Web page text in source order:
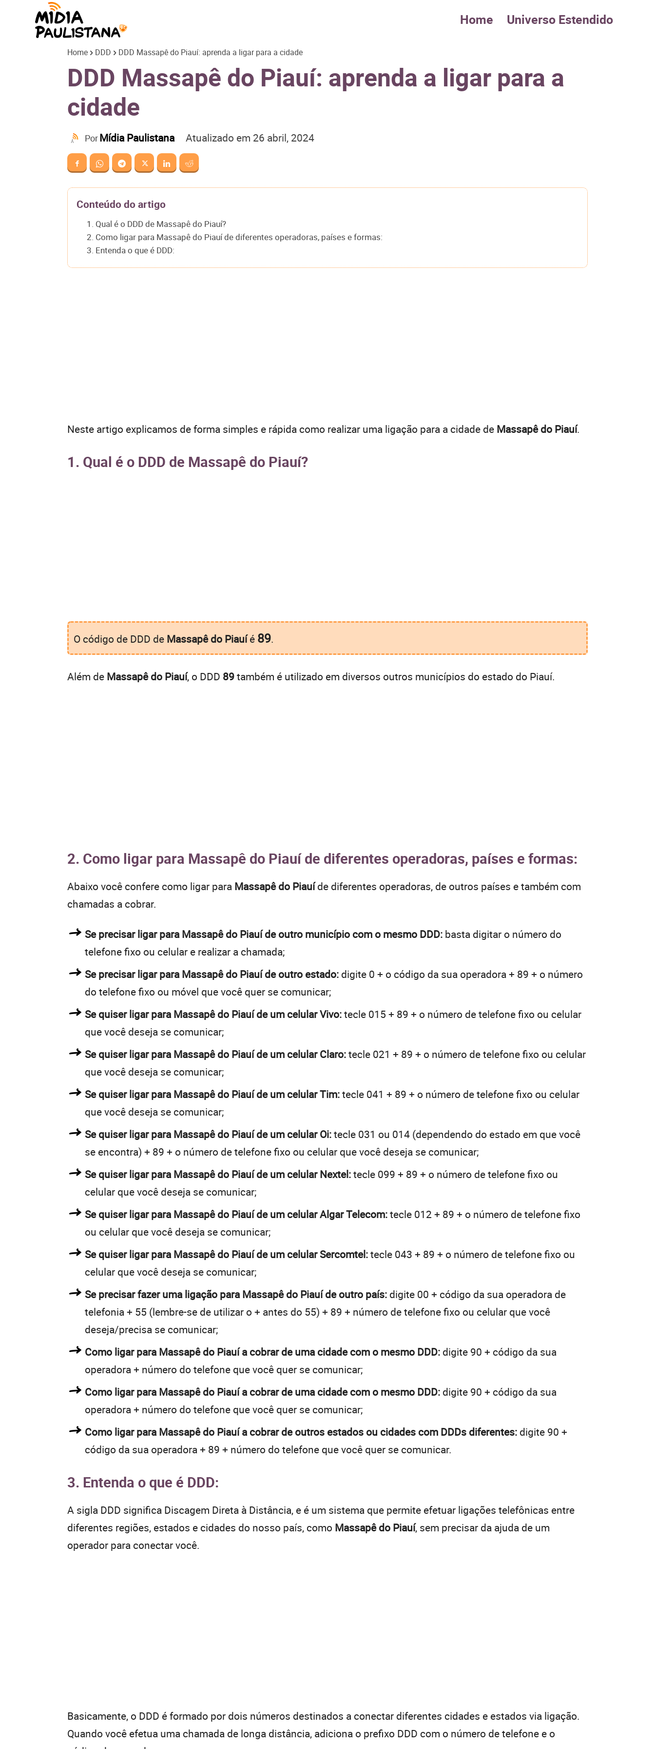
Paulistana
Home Universo Estendido
Home DDD DDD Massapê do Piauí: aprenda a ligar para a cidade
DDD Massapê do Piauí: aprenda a ligar para a
cidade
PorMídia Paulistana Atualizado em 26 abril, 2024
Conteúdo do artigo
1. Qual é o DDD de Massapê do Piauí?
2. Como ligar para Massapê do Piauí de diferentes operadoras, países e formas:
3. Entenda o que é DDD:
Neste artigo explicamos de forma simples e rápida como realizar uma ligação para a cidade de Massapê do Piauí.
1. Qual é o DDD de Massapê do Piauí?
O código de DDD de Massapê do Piauíé 89.
Além de Massapê do Piauí, o DDD 89também é utilizado em diversos outros municípios do estado do Piauí.
2. Como ligar para Massapê do Piauí de diferentes operadoras, países e formas:
Abaixo você confere como ligar para Massapê do Piauíde diferentes operadoras, de outros países e também com
chamadas a cobrar.
Se precisar ligar para Massapê do Piauí de outro município com o mesmo DDD: basta digitar o número do
telefone fixo ou celular e realizar a chamada;
Se precisar ligar para Massapê do Piauí de outro estado: digite 0 + o código da sua operadora + 89 + o número
do telefone fixo ou móvel que você quer se comunicar;
Se quiser ligar para Massapê do Piauí de um celular Vivo:tecle 015 + 89 + o número de telefone fixo ou celular
que você deseja se comunicar;
Se quiser ligar para Massapê do Piauí de um celular Claro:tecle 021 + 89 + o número de telefone fixo ou celular
que você deseja se comunicar;
Se quiser ligar para Massapê do Piauí de um celular Tim:tecle 041 + 89 + o número de telefone fixo ou celular
que você deseja se comunicar;
Se quiser ligar para Massapê do Piauí de um celular Oi:tecle 031 ou 014 (dependendo do estado em que você
se encontra) + 89 + o número de telefone fixo ou celular que você deseja se comunicar;
Se quiser ligar para Massapê do Piauí de um celular Nextel:tecle 099 + 89 + o número de telefone fixo ou
celular que você deseja se comunicar;
Se quiser ligar para Massapê do Piauí de um celular Algar Telecom:tecle 012 + 89 + o número de telefone fixo
ou celular que você deseja se comunicar;
Se quiser ligar para Massapê do Piauí de um celular Sercomtel:tecle 043 + 89 + o número de telefone fixo ou
celular que você deseja se comunicar;
Se precisar fazer uma ligação para Massapê do Piauí de outro país: digite 00 + código da sua operadora de
telefonia + 55 (lembre-se de utilizar o + antes do 55) + 89 + número de telefone fixo ou celular que você
deseja/precisa se comunicar;
Como ligar para Massapê do Piauí a cobrar de uma cidade com o mesmo DDD: digite 90 + código da sua
operadora + número do telefone que você quer se comunicar;
Como ligar para Massapê do Piauí a cobrar de uma cidade com o mesmo DDD: digite 90 + código da sua
operadora + número do telefone que você quer se comunicar;
Como ligar para Massapê do Piauí a cobrar de outros estados ou cidades com DDDs diferentes: digite 90 +
código da sua operadora + 89 + número do telefone que você quer se comunicar.
3. Entenda o que é DDD:
A sigla DDD significa Discagem Direta à Distância, e é um sistema que permite efetuar ligações telefônicas entre
diferentes regiões, estados e cidades do nosso país, como Massapê do Piauí, sem precisar da ajuda de um
operador para conectar você.
Basicamente, o DDD é formado por dois números destinados a conectar diferentes cidades e estados via ligação.
Quando você efetua uma chamada de longa distância, adiciona o prefixo DDD com o número de telefone e o